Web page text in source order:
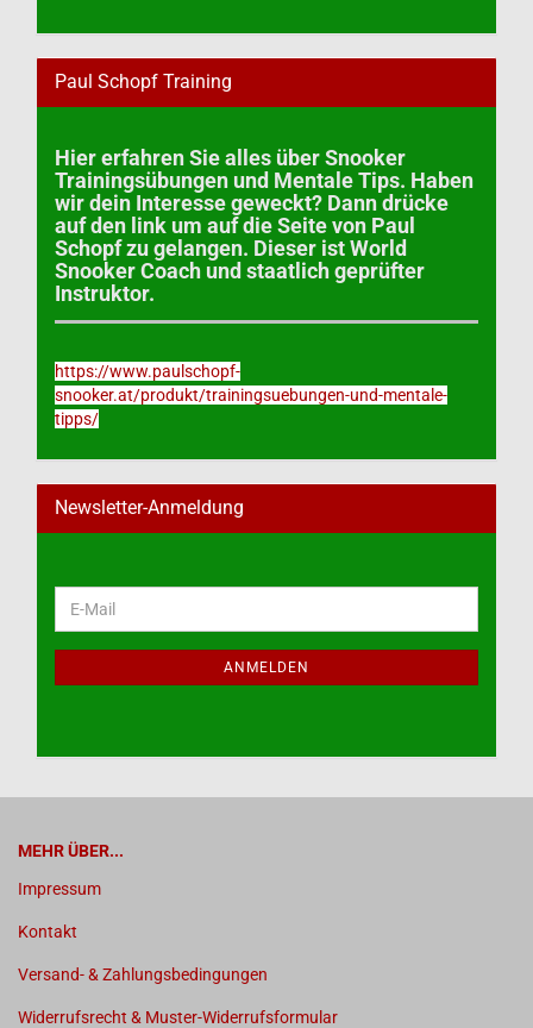
Paul Schopf Training
Hier erfahren Sie alles über Snooker
Trainingsübungen und Mentale Tips. Haben
wir dein Interesse geweckt? Dann drücke
auf den link um auf die Seite von Paul
Schopf zu gelangen. Dieser ist World
Snooker Coach und staatlich geprüfter
Instruktor.
https://www.paulschopf-
snooker.at/produkt/trainingsuebungen-und-mentale-
tipps/
Newsletter-Anmeldung
ZUR
E-
Mail
ANMELDEN
MEHR ÜBER...
Impressum
Kontakt
Versand- & Zahlungsbedingungen
Widerrufsrecht & Muster-Widerrufsformular